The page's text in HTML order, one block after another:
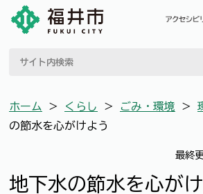
ホーム ＞ くらし ＞ ごみ・環境 ＞
の節水を心がけよう
最終
地下水の節水を心が